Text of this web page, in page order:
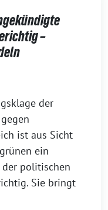
–
der
ist aus Sicht
ein
politischen
Sie bringt